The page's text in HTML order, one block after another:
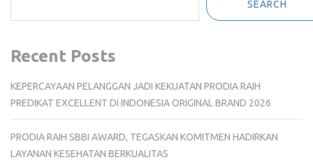
SEARCH
Recent Posts
KEPERCAYAAN PELANGGAN JADI KEKUATAN PRODIA RAIH
PREDIKAT EXCELLENT DI INDONESIA ORIGINAL BRAND 2026
PRODIA RAIH SBBI AWARD, TEGASKAN KOMITMEN HADIRKAN
LAYANAN KESEHATAN BERKUALITAS